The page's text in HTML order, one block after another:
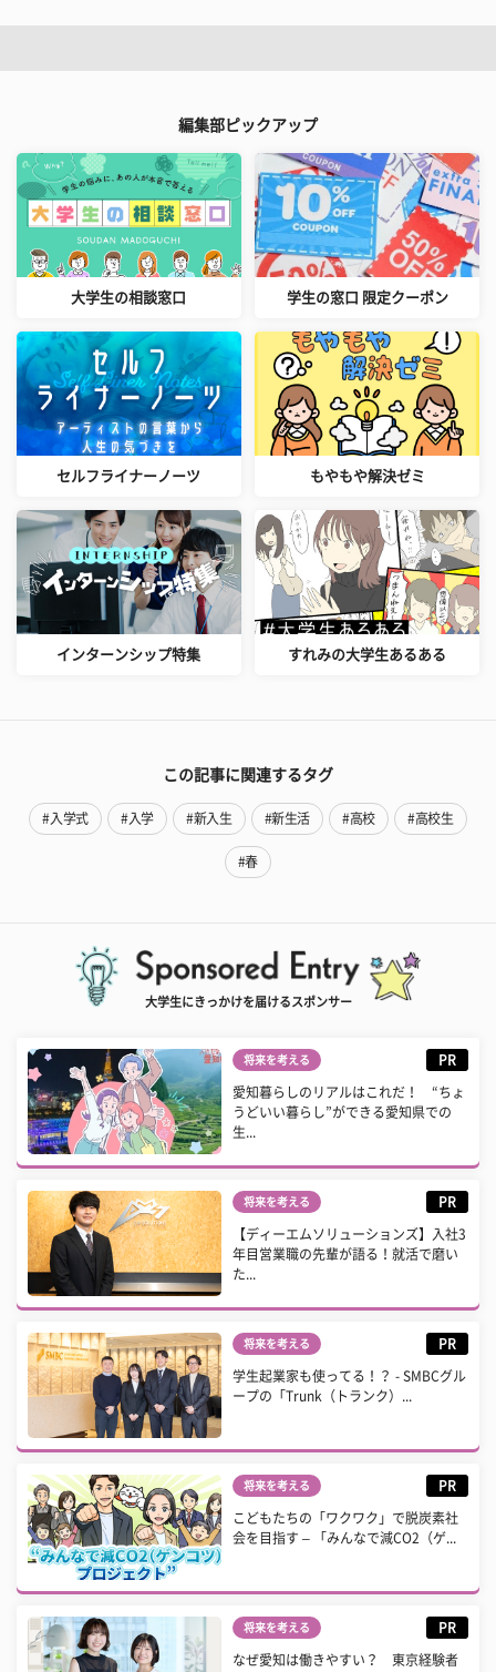
編集部ピックアップ
大学生の相談窓口 学生の窓口 限定クーポン
セルフライナーノーツ もやもや解決ゼミ
インターンシップ特集 すれみの大学生あるある
この記事に関連するタグ
#入学式 #入学 #新入生 #新生活 #高校 #高校生
#春
大学生にきっかけを届けるスポンサー
将来を考える PR
愛知暮らしのリアルはこれだ！ “ちょ
うどいい暮らし”ができる愛知県での
生...
将来を考える PR
【ディーエムソリューションズ】入社3
年目営業職の先輩が語る！就活で磨い
た...
将来を考える PR
学生起業家も使ってる！？ - SMBCグル
ープの「Trunk（トランク）...
将来を考える PR
こどもたちの「ワクワク」で脱炭素社
会を目指す – 「みんなで減CO2（ゲ...
将来を考える PR
なぜ愛知は働きやすい？ 東京経験者